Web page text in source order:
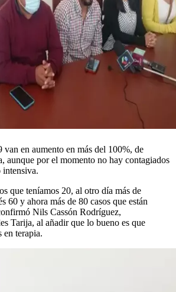
en aumento en más del 100%, de
aunque por el momento no hay contagiados
intensiva.
que teníamos 20, al otro día más de
60 y ahora más de 80 casos que están
Nils Cassón Rodríguez,
Tarija, al añadir que lo bueno es que
en terapia.